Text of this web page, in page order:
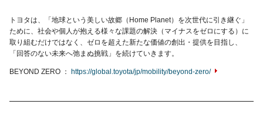
トヨタは、「地球という美しい故郷（Home Planet）を次世代に引き継ぐ」
ために、社会や個人が抱える様々な課題の解決（マイナスをゼロにする）に
取り組むだけではなく、ゼロを超えた新たな価値の創出・提供を目指し、
「回答のない未来へ弛まぬ挑戦」を続けていきます。
BEYOND ZERO https://global.toyota/jp/mobility/beyond-zero/